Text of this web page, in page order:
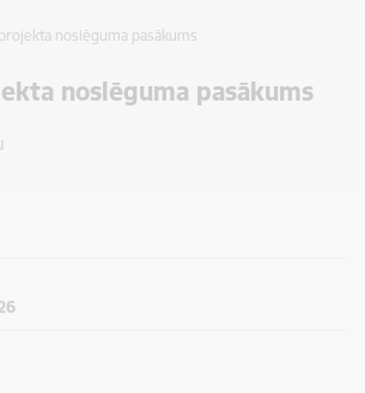
noslēguma pasākums
noslēguma pasākums